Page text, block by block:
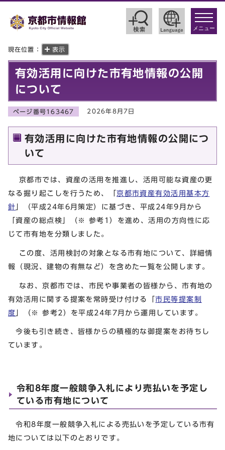
toggle
メニュー
現在位置： 表示
有効活用に向けた市有地情報の公開
について
ページ番号163467 2026年8月7日
有効活用に向けた市有地情報の公開につ
いて
京都市では、資産の活用を推進し、活用可能な資産の更
なる掘り起こしを行うため、「京都市資産有効活用基本方
針 」（平成24年6月策定）に基づき、平成24年9月から
「資産の総点検」（※ 参考1）を進め、活用の方向性に応
じて市有地を分類しました。
この度、活用検討の対象となる市有地について、詳細情
報（現況、建物の有無など）を含めた一覧を公開します。
なお、京都市では、市民や事業者の皆様から、市有地の
有効活用に関する提案を常時受け付ける「市民等提案制
度 」（※ 参考2）を平成24年7月から運用しています。
今後も引き続き、皆様からの積極的な御提案をお待ちし
ています。
令和8年度一般競争入札により売払いを予定し
ている市有地について
令和8年度一般競争入札による売払いを予定している市有
地については以下のとおりです。